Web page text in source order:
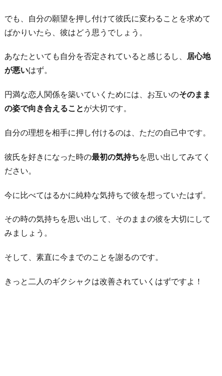
でも、自分の願望を押し付けて彼氏に変わることを求めて
ばかりいたら、彼はどう思うでしょう。
あなたといても自分を否定されていると感じるし、 居心地
が悪いはず。
円満な恋人関係を築いていくためには、お互いのそのまま
の姿で向き合えることが大切です。
自分の理想を相手に押し付けるのは、ただの自己中です。
彼氏を好きになった時の最初の気持ちを思い出してみてく
ださい。
今に比べてはるかに純粋な気持ちで彼を想っていたはず。
その時の気持ちを思い出して、そのままの彼を大切にして
みましょう。
そして、素直に今までのことを謝るのです。
きっと二人のギクシャクは改善されていくはずですよ！